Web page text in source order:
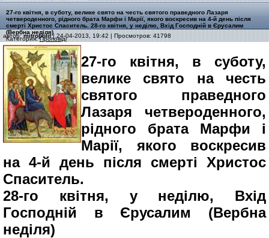
27-го квітня, в суботу, велике свято на честь святого праведного Лазаря
четвероденного, рідного брата Марфи і Марії, якого воскресив на 4-й день після
смерті Христос Спаситель. 28-го квітня, у неділю, Вхід Господній в Єрусалим
(Вербна неділя)
Категория:Проповіді
автор:mitropolit| 24-04-2013, 19:42 | Просмотров: 41798
27-го квітня, в суботу,
велике свято на честь
святого праведного
Лазаря четвероденного,
рідного брата Марфи і
Марії, якого воскресив
на 4-й день після смерті Христос
Спаситель.
28-го квітня, у неділю, Вхід
Господній в Єрусалим (Вербна
неділя)